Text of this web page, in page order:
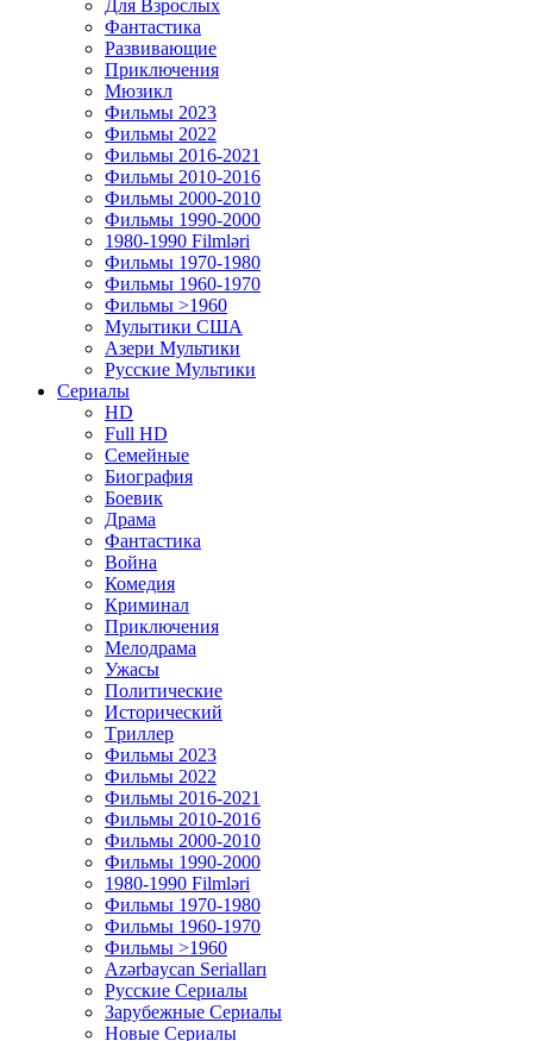
Для Взрослых
Фантастика
Развивающие
Приключения
Мюзикл
Фильмы 2023
Фильмы 2022
Фильмы 2016-2021
Фильмы 2010-2016
Фильмы 2000-2010
Фильмы 1990-2000
1980-1990 Filmləri
Фильмы 1970-1980
Фильмы 1960-1970
Фильмы >1960
Мулытики США
Азери Мультики
Русские Мультики
Сериалы
HD
Full HD
Семейные
Биография
Боевик
Драма
Фантастика
Война
Комедия
Криминал
Приключения
Мелодрама
Ужасы
Политические
Исторический
Tриллер
Фильмы 2023
Фильмы 2022
Фильмы 2016-2021
Фильмы 2010-2016
Фильмы 2000-2010
Фильмы 1990-2000
1980-1990 Filmləri
Фильмы 1970-1980
Фильмы 1960-1970
Фильмы >1960
Azərbaycan Serialları
Русские Сериалы
Зарубежные Сериалы
Новые Сериалы